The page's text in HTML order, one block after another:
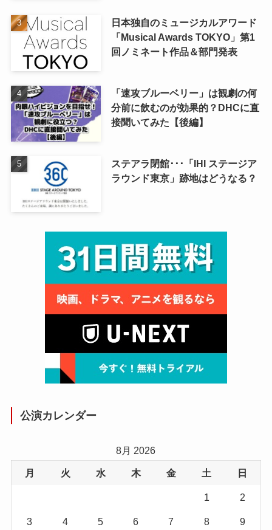
日本独自のミュージカルアワード
「Musical Awards TOKYO」第1
回ノミネート作品＆部門発表
「速攻ブルーベリー」は観劇の何
分前に飲むのが効果的？DHCに直
接聞いてみた【後編】
ステアラ閉館･･･「IHI ステージア
ラウンド東京」跡地はどうなる？
公演カレンダー
8月 2026
月 火 水 木 金 土 日
1 2
3 4 5 6 7 8 9